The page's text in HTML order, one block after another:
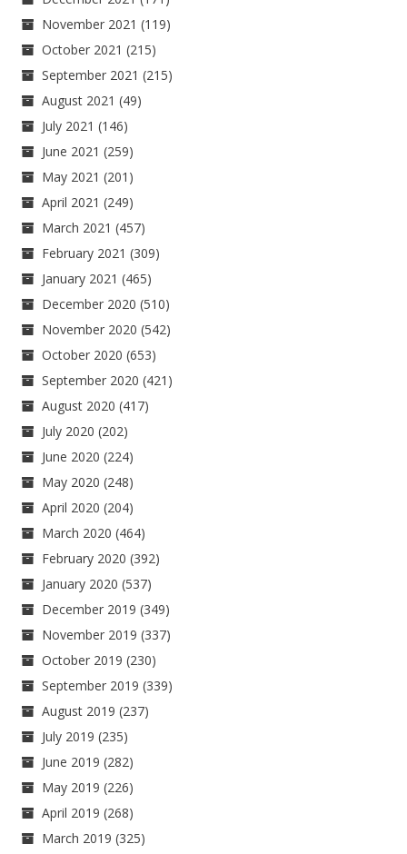
November 2021 (119)
October 2021 (215)
September 2021 (215)
August 2021 (49)
July 2021 (146)
June 2021 (259)
May 2021 (201)
April 2021 (249)
March 2021 (457)
February 2021 (309)
January 2021 (465)
December 2020 (510)
November 2020 (542)
October 2020 (653)
September 2020 (421)
August 2020 (417)
July 2020 (202)
June 2020 (224)
May 2020 (248)
April 2020 (204)
March 2020 (464)
February 2020 (392)
January 2020 (537)
December 2019 (349)
November 2019 (337)
October 2019 (230)
September 2019 (339)
August 2019 (237)
July 2019 (235)
June 2019 (282)
May 2019 (226)
April 2019 (268)
March 2019 (325)